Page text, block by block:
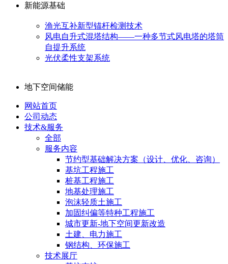
新能源基础
渔光互补新型锚杆检测技术
风电自升式混塔结构——一种多节式风电塔的塔筒
自提升系统
光伏柔性支架系统
地下空间储能
网站首页
公司动态
技术&服务
全部
服务内容
节约型基础解决方案（设计、优化、咨询）
基坑工程施工
桩基工程施工
地基处理施工
泡沫轻质土施工
加固纠偏等特种工程施工
城市更新-地下空间更新改造
土建、电力施工
钢结构、环保施工
技术展厅